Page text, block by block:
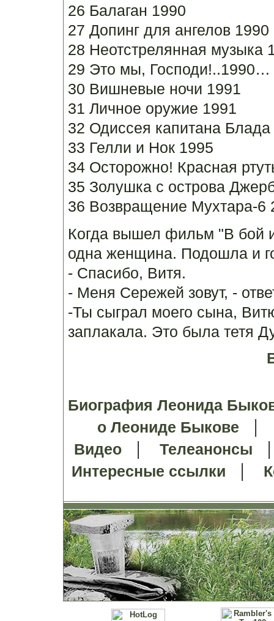
26 Балаган 1990
27 Допинг для ангелов 1990
28 Неотстрелянная музыка
29 Это мы, Господи!..1990…
30 Вишневые ночи 1991
31 Личное оружие 1991
32 Одиссея капитана Блада
33 Гелли и Нок 1995
34 Осторожно! Красная
35 Золушка с острова
36 Возвращение Мухтара-6
Когда вышел фильм "В бой
одна женщина. Подошла и
- Спасибо, Витя.
- Меня Сережей зовут, -
-Ты сыграл моего сына,
заплакала. Это была тетя
Биография Леонида
о Леониде Быкове
Видео| Телеанонсы
Интересные ссылки |